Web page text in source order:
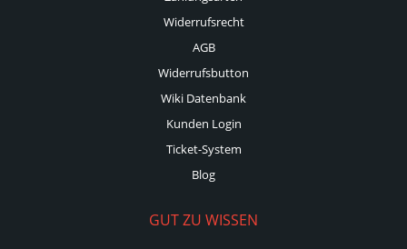
Widerrufsrecht
AGB
Widerrufsbutton
Wiki Datenbank
Kunden Login
Ticket-System
Blog
GUT ZU WISSEN